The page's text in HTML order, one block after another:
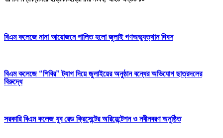
বিএম কলেজে নানা আয়োজনে পালিত হলো জুলাই গণঅভ্যুত্থান দিবস
বিএম কলেজে “শিবির” ট্যাগ দিয়ে জুলাইয়ের অনুষ্ঠান বন্ধের অভিযোগ ছাত্রদলের
বিরুদ্ধে
সরকারি বিএম কলেজ যুব রেড ক্রিসেন্টের অরিয়েন্টেশন ও নবীনবরণ অনুষ্ঠিত